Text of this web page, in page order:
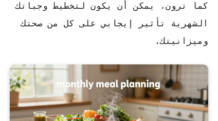
كما ترون، يمكن أن يكون لتخطيط وجباتك
الشهرية تأثير إيجابي على كل من صحتك
وميزانيتك.